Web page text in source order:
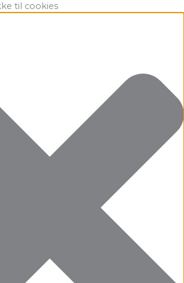
til cookies
Funktionsdygtig